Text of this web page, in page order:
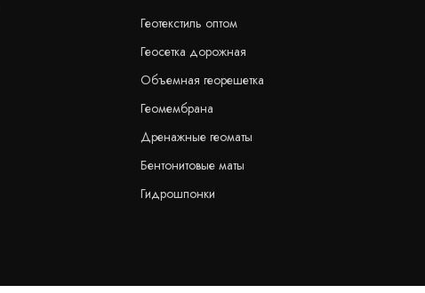
Геотекстиль оптом
Геосетка дорожная
Объемная георешетка
Геомембрана
Дренажные геоматы
Бентонитовые маты
Гидрошпонки